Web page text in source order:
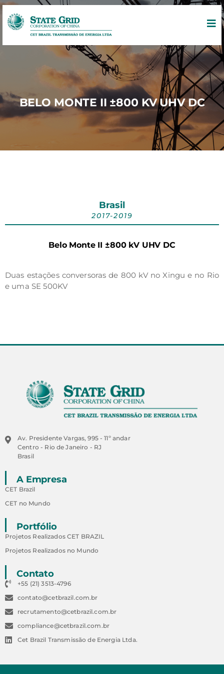
BELO MONTE II ±800 KV UHV DC
Brasil
2017-2019
Belo Monte II ±800 kV UHV DC
Duas estações conversoras de 800 kV no Xingu e no Rio
e uma SE 500KV
Av. Presidente Vargas, 995 - 11º andar
Centro - Rio de Janeiro - RJ
Brasil
Contato
+55 (21) 3513-4796
contato@cetbrazil.com.br
recrutamento@cetbrazil.com.br
compliance@cetbrazil.com.br
Cet Brazil Transmissão de Energia Ltda.
A Empresa
CET Brazil
CET no Mundo
Portfólio
Projetos Realizados CET BRAZIL
Projetos Realizados no Mundo